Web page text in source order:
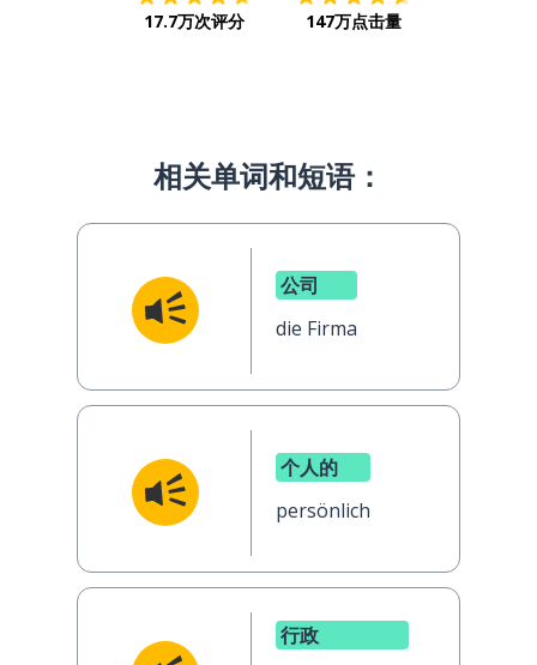
17.7万次评分 147万点击量
相关单词和短语：
公司
die Firma
个人的
persönlich
行政